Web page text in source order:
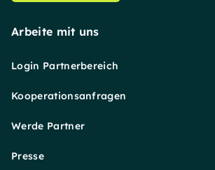
Arbeite mit uns
Login Partnerbereich
Kooperationsanfragen
Werde Partner
Presse